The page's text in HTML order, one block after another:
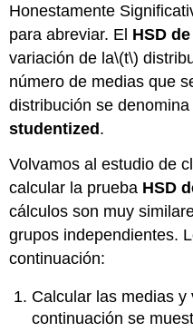
Honestamente
para abreviar. El HSD
variación de la\(t\)
número de medias que
distribución se
studentized.
Volvamos al estudio de
calcular la prueba HSD
cálculos son muy
grupos independientes.
continuación:
Calcular las medias y
continuación se